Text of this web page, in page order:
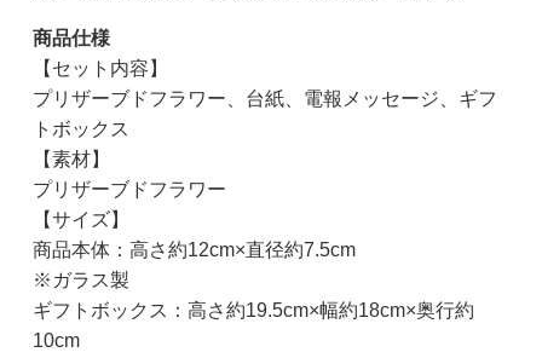
商品仕様
【セット内容】
プリザーブドフラワー、台紙、電報メッセージ、ギフ
トボックス
【素材】
プリザーブドフラワー
【サイズ】
商品本体：高さ約12cm×直径約7.5cm
※ガラス製
ギフトボックス：高さ約19.5cm×幅約18cm×奥行約
10cm